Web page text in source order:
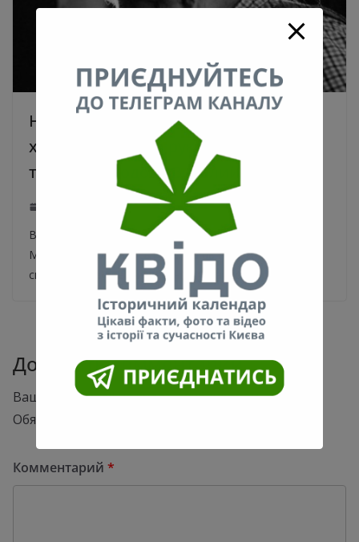
На 68 году жизни скончался
художественный руководитель
театра на Подоле Виталий Малахов
В семье украинской телеведущей и актрисы Даши
Малаховой случилось горе. На 68 году жизни
скончался ее отец, известный украинский режиссер
Добавить комментарий
Ваш адрес email не будет опубликован.
Обязательные поля помечены
Комментарий *